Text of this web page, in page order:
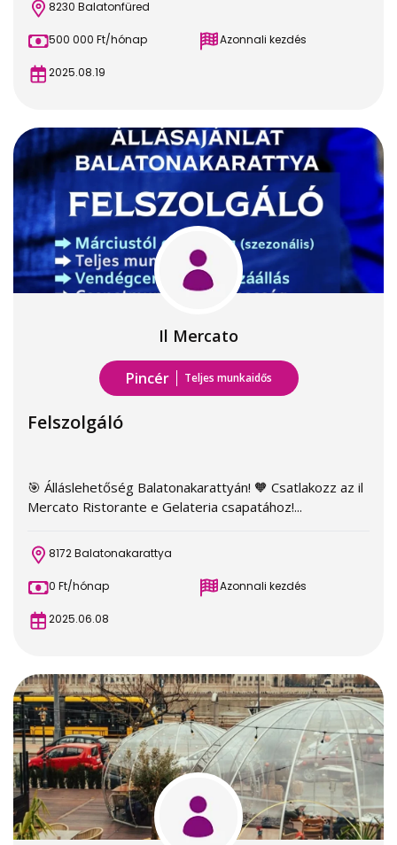
8230 Balatonfüred
500 000 Ft/hónap Azonnali kezdés
2025.08.19
Il Mercato
Pincér Teljes munkaidős
Felszolgáló
🎯 Álláslehetőség Balatonakarattyán! 🧡 Csatlakozz az il
Mercato Ristorante e Gelateria csapatához!...
8172 Balatonakarattya
0 Ft/hónap Azonnali kezdés
2025.06.08